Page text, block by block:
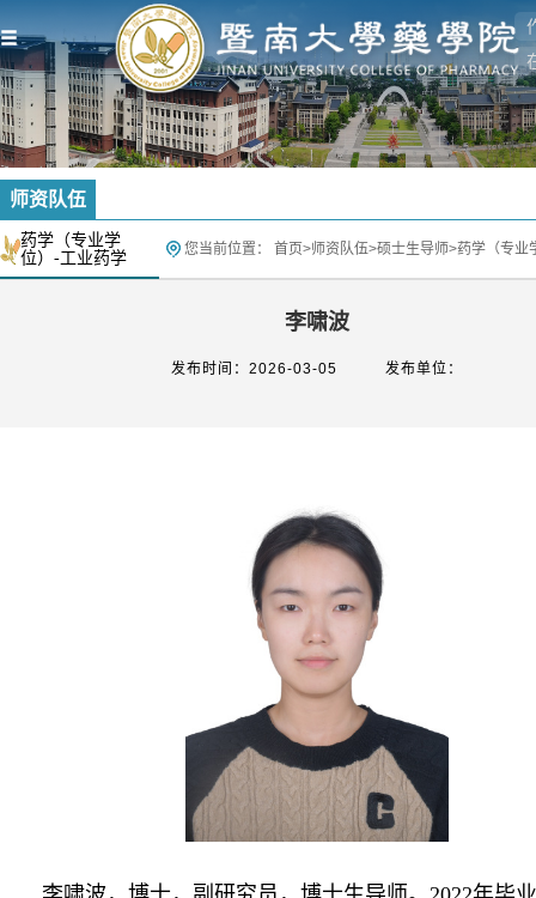
师资队伍
药学（专业学
位）-工业药学
您当前位置： 首页>师资队伍>硕士生导师>药学（专业
李啸波
发布时间：2026-03-05 发布单位：